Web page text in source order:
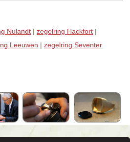
Nulandt | zegelring Hackfort |
Leeuwen | zegelring Seventer